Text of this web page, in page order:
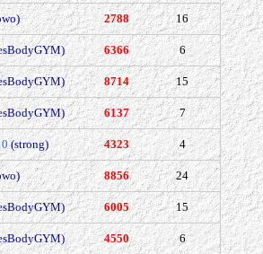
2788 16
6366 6
8714 15
6137 7
(strong) 4323 4
8856 24
6005 15
4550 6